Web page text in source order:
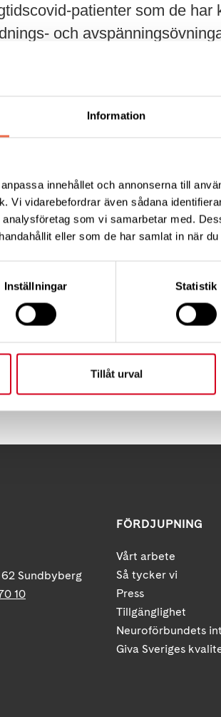
Information
innehållet och annonserna till
Vi vidarebefordrar även sådana
som vi samarbetar med.
eller som de har samlat in när
Inställningar Statistik
Tillåt urval
patienter som de har
och
världens äldsta system för hälsa
En betydelse av ordet yoga är
mer fokuserad och närvarande –
26/9 för att få en länk till aktuell
Tipsa
62 Sundbyberg
10
FÖRDJUPNING
Vårt arbete
Så tycker vi
Press
Tillgänglighet
Neuroförbundets
Giva Sveriges